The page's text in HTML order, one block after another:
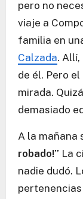
pero no
viaje a
familia en
Calzada.
de él. Pero
mirada.
demasiado
A la mañana
robado!” La
nadie dudó.